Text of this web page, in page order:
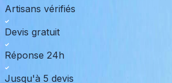
Artisans vérifiés
Devis gratuit
Réponse 24h
Jusqu'à 5 devis